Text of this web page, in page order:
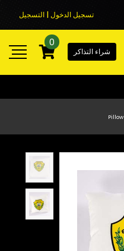
تسجيل الدخول | التسجيل
شراء التذاكر
0
Pillow